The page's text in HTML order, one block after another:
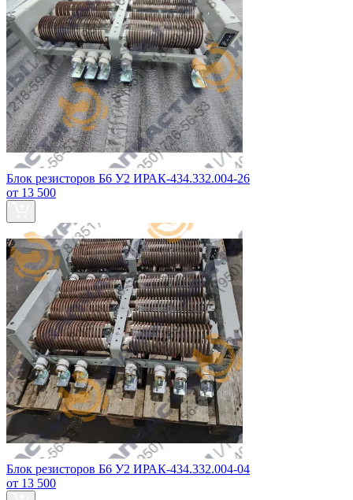
Блок резисторов Б6 У2 ИРАК-434.332.004-26
от 13 500
Блок резисторов Б6 У2 ИРАК-434.332.004-04
от 13 500